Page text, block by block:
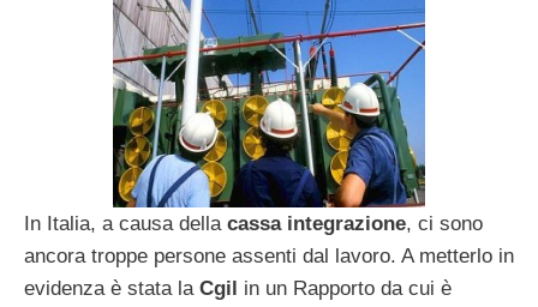
In Italia, a causa della cassa integrazione, ci sono
ancora troppe persone assenti dal lavoro. A metterlo in
evidenza è stata laCgil in un Rapporto da cui è